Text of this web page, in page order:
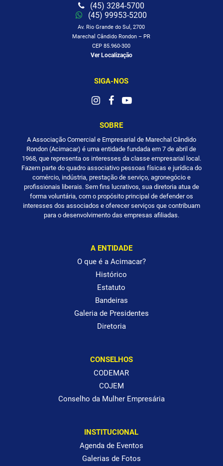
(45) 3284-5700
(45) 99953-5200
Av. Rio Grande do Sul, 2700
Marechal Cândido Rondon – PR
CEP 85.960-300
Ver Localização
SIGA-NOS
SOBRE
A Associação Comercial e Empresarial de Marechal Cândido
Rondon (Acimacar) é uma entidade fundada em 7 de abril de
1968, que representa os interesses da classe empresarial local.
Fazem parte do quadro associativo pessoas físicas e jurídica do
comércio, indústria, prestação de serviço, agronegócio e
profissionais liberais. Sem fins lucrativos, sua diretoria atua de
forma voluntária, com o propósito principal de defender os
interesses dos associados e oferecer serviços que contribuam
para o desenvolvimento das empresas afiliadas.
A ENTIDADE
O que é a Acimacar?
Histórico
Estatuto
Bandeiras
Galeria de Presidentes
Diretoria
CONSELHOS
CODEMAR
COJEM
Conselho da Mulher Empresária
INSTITUCIONAL
Agenda de Eventos
Galerias de Fotos